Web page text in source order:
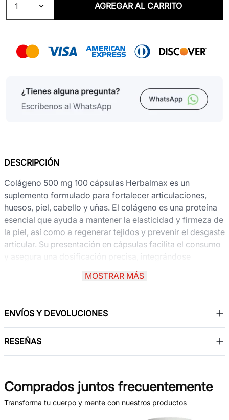
1 AGREGAR AL CARRITO
DESCRIPCIÓN
Colágeno 500 mg 100 cápsulas Herbalmax es un
suplemento formulado para fortalecer articulaciones,
huesos, piel, cabello y uñas. El colágeno es una proteína
esencial que ayuda a mantener la elasticidad y firmeza de
la piel, así como a regenerar tejidos y prevenir el desgaste
articular. Su presentación en cápsulas facilita el consumo
y asegura una dosificación precisa, integrándose
fácilmente en la rutina diaria. Es ideal para personas que
buscan prevenir signos de envejecimiento, mejorar la
efectiva de cuidar el bienestar desde el interior.
MOSTRAR MÁS
ENVÍOS Y DEVOLUCIONES
RESEÑAS
Comprados juntos frecuentemente
Transforma tu cuerpo y mente con nuestros productos